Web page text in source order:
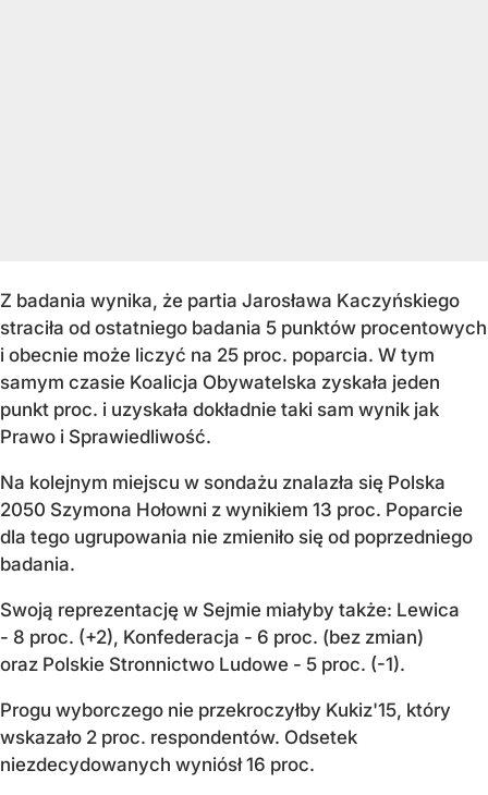
Z badania wynika, że partia Jarosława Kaczyńskiego
straciła od ostatniego badania 5 punktów procentowych
i obecnie może liczyć na 25 proc. poparcia. W tym
samym czasie Koalicja Obywatelska zyskała jeden
punkt proc. i uzyskała dokładnie taki sam wynik jak
Prawo i Sprawiedliwość.
Na kolejnym miejscu w sondażu znalazła się Polska
2050 Szymona Hołowni z wynikiem 13 proc. Poparcie
dla tego ugrupowania nie zmieniło się od poprzedniego
badania.
Swoją reprezentację w Sejmie miałyby także: Lewica
- 8 proc. (+2), Konfederacja - 6 proc. (bez zmian)
oraz Polskie Stronnictwo Ludowe - 5 proc. (-1).
Progu wyborczego nie przekroczyłby Kukiz'15, który
wskazało 2 proc. respondentów. Odsetek
niezdecydowanych wyniósł 16 proc.